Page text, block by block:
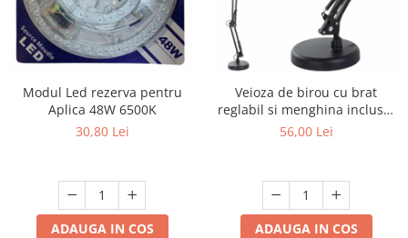
Modul Led rezerva pentru
Aplica 48W 6500K
30,80 Lei
ADAUGA IN COS
Veioza de birou cu brat
reglabil si menghina inclusa,
model MT-811
56,00 Lei
ADAUGA IN COS